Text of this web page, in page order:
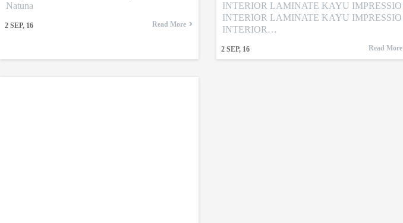
2 SEP, 16
Natuna
Read More
2 SEP, 16
INTERIOR LAMINATE KAYU IMPRESSIO
INTERIOR LAMINATE KAYU IMPRESSIO
INTERIOR…
Read More